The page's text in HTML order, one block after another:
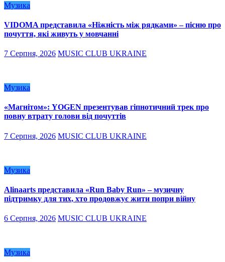
Музика
VIDOMA представила «Ніжність між рядками» – пісню про
почуття, які живуть у мовчанні
7 Серпня, 2026 MUSIC CLUB UKRAINE
Музика
«Магнітом»: YOGEN презентував гіпнотичний трек про
повну втрату голови від почуттів
7 Серпня, 2026 MUSIC CLUB UKRAINE
Музика
Alinaarts представила «Run Baby Run» – музичну
підтримку для тих, хто продовжує жити попри війну
6 Серпня, 2026 MUSIC CLUB UKRAINE
Музика